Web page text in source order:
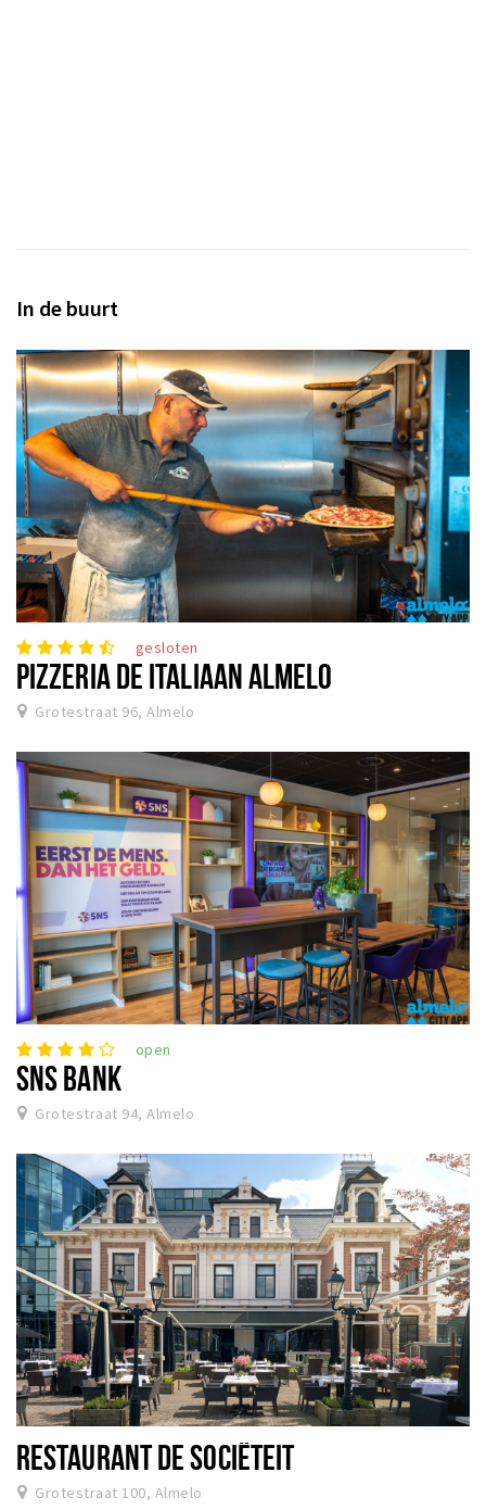
In de buurt
gesloten
PIZZERIA DE ITALIAAN ALMELO
Grotestraat 96, Almelo
open
SNS BANK
Grotestraat 94, Almelo
RESTAURANT DE SOCIËTEIT
Grotestraat 100, Almelo